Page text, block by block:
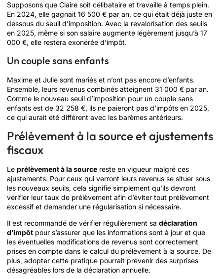
Supposons que Claire soit célibataire et travaille à temps plein.
En 2024, elle gagnait 16 500 € par an, ce qui était déjà juste en
dessous du seuil d’imposition. Avec la revalorisation des seuils
en 2025, même si son salaire augmente légèrement jusqu’à 17
000 €, elle restera exonérée d’impôt.
Un couple sans enfants
Maxime et Julie sont mariés et n’ont pas encore d’enfants.
Ensemble, leurs revenus combinés atteignent 31 000 € par an.
Comme le nouveau seuil d’imposition pour un couple sans
enfants est de 32 258 €, ils ne paieront pas d’impôts en 2025,
ce qui aurait été différent avec les barèmes antérieurs.
Prélèvement à la source et ajustements
fiscaux
Le prélèvement à la source reste en vigueur malgré ces
ajustements. Pour ceux qui verront leurs revenus se situer sous
les nouveaux seuils, cela signifie simplement qu’ils devront
vérifier leur taux de prélèvement afin d’éviter tout prélèvement
excessif et demander une régularisation si nécessaire.
Il est recommandé de vérifier régulièrement sa déclaration
d’impôt pour s’assurer que les informations sont à jour et que
les éventuelles modifications de revenus sont correctement
prises en compte dans le calcul du prélèvement à la source. De
plus, adopter cette pratique pourrait prévenir des surprises
désagréables lors de la déclaration annuelle.